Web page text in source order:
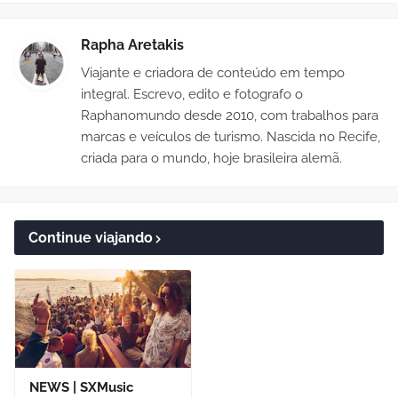
Rapha Aretakis
Viajante e criadora de conteúdo em tempo
integral. Escrevo, edito e fotografo o
Raphanomundo desde 2010, com trabalhos para
marcas e veículos de turismo. Nascida no Recife,
criada para o mundo, hoje brasileira alemã.
Continue viajando
NEWS | SXMusic